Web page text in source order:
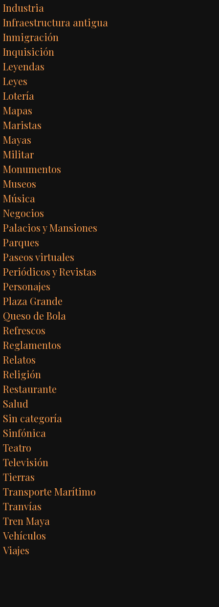
Industria
Infraestructura antigua
Inmigración
Inquisición
Leyendas
Leyes
Lotería
Mapas
Maristas
Mayas
Militar
Monumentos
Museos
Música
Negocios
Palacios y Mansiones
Parques
Paseos virtuales
Periódicos y Revistas
Personajes
Plaza Grande
Queso de Bola
Refrescos
Reglamentos
Relatos
Religión
Restaurante
Salud
Sin categoría
Sinfónica
Teatro
Televisión
Tierras
Transporte Marítimo
Tranvías
Tren Maya
Vehículos
Viajes